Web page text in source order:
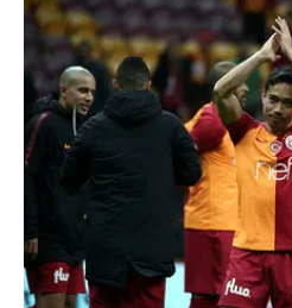
6698 sayılı Kişisel Verilerin
hazırlanmış Aydınlatma
ilgili mevzuata uygun olarak
almak için lütfentıklayınız.